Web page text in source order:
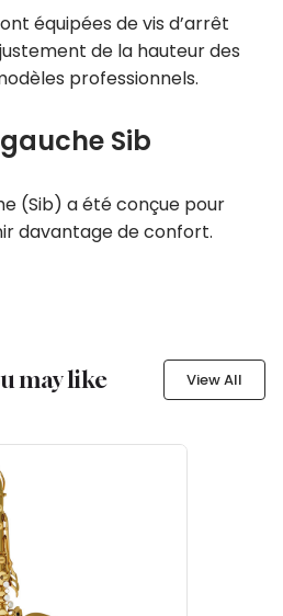
équipées de vis d’arrêt
de la hauteur des
professionnels.
Sib
(Sib) a été conçue pour
davantage de confort.
may like View All